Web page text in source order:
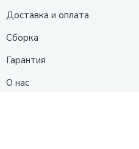
Доставка и оплата
Сборка
Гарантия
О нас